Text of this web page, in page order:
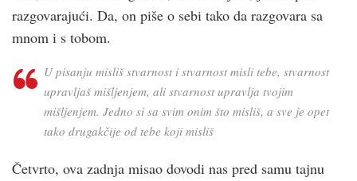
razgovarajući. Da, on piše o sebi tako da razgovara sa
mnom i s tobom.
U pisanju misliš stvarnost i stvarnost misli tebe, stvarnost
upravljaš mišljenjem, ali stvarnost upravlja tvojim
mišljenjem. Jedno si sa svim onim što misliš, a sve je opet
tako drugakčije od tebe koji misliš
Četvrto, ova zadnja misao dovodi nas pred samu tajnu